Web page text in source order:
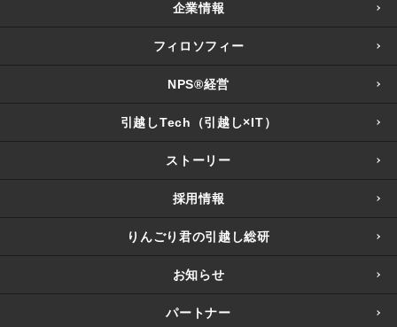
企業情報
フィロソフィー
NPS®経営
引越しTech（引越し×IT）
ストーリー
採用情報
りんごり君の引越し総研
お知らせ
パートナー